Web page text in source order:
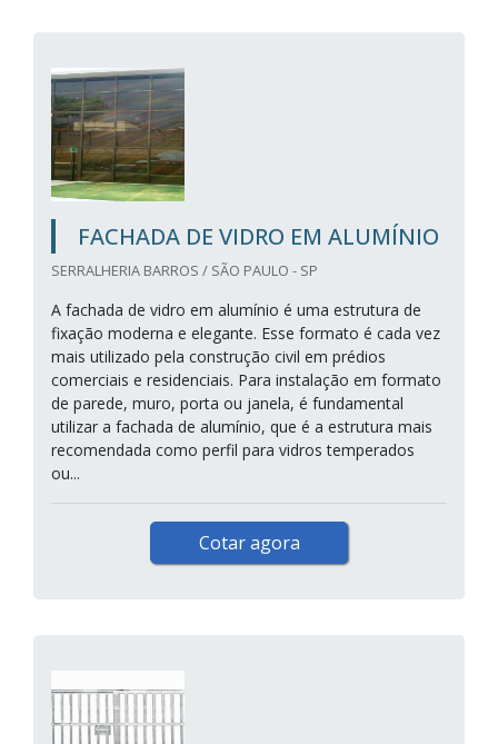
FACHADA DE VIDRO EM ALUMÍNIO
SERRALHERIA BARROS / SÃO PAULO - SP
A fachada de vidro em alumínio é uma estrutura de
fixação moderna e elegante. Esse formato é cada vez
mais utilizado pela construção civil em prédios
comerciais e residenciais. Para instalação em formato
de parede, muro, porta ou janela, é fundamental
utilizar a fachada de alumínio, que é a estrutura mais
recomendada como perfil para vidros temperados
ou...
Cotar agora